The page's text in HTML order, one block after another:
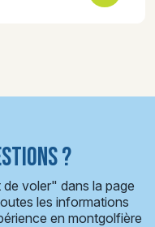
?
voler" dans la page
les informations
en montgolfière